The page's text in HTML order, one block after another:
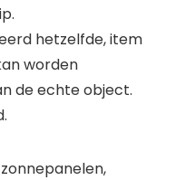
hetzelfde, item
worden
de echte object.